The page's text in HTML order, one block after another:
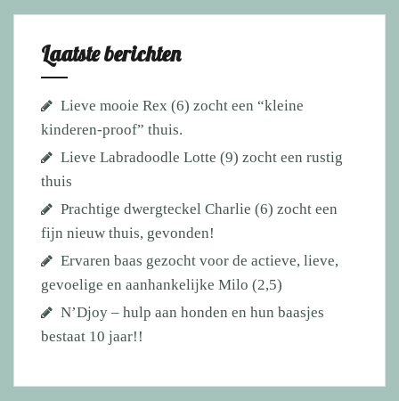
Laatste berichten
Lieve mooie Rex (6) zocht een “kleine
kinderen-proof” thuis.
Lieve Labradoodle Lotte (9) zocht een rustig
thuis
Prachtige dwergteckel Charlie (6) zocht een
fijn nieuw thuis, gevonden!
Ervaren baas gezocht voor de actieve, lieve,
gevoelige en aanhankelijke Milo (2,5)
N’Djoy – hulp aan honden en hun baasjes
bestaat 10 jaar!!